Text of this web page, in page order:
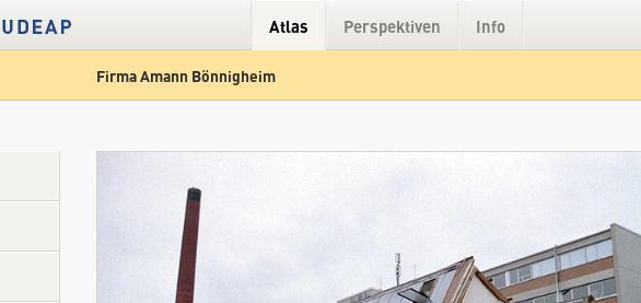
Atlas Perspektiven Info
Firma Amann Bönnigheim
Satellit Hybrid Gelände